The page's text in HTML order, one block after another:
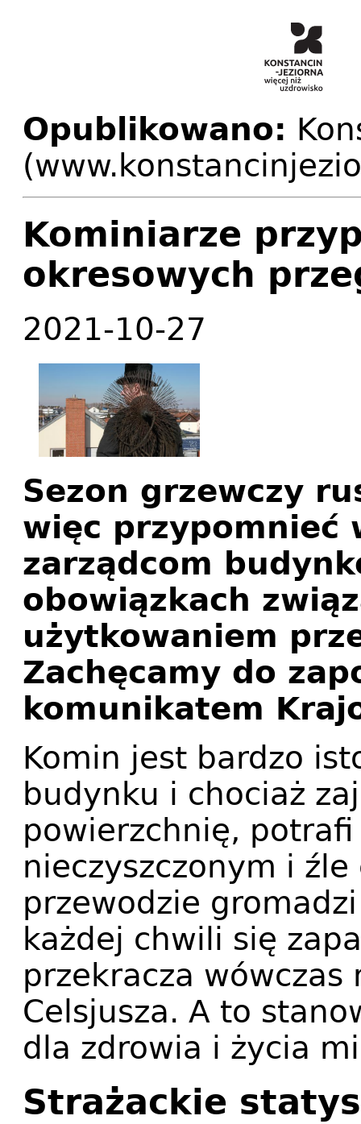
Opublikowano:
Kominiarze
okresowych
2021-10-27
Sezon grzewczy
więc przypomnieć
zarządcom
obowiązkach
użytkowaniem
Zachęcamy do
komunikatem
Komin jest bardzo
budynku i chociaż
powierzchnię,
nieczyszczonym i
przewodzie
każdej chwili się
przekracza
Celsjusza. A to
dla zdrowia i życia
Strażackie